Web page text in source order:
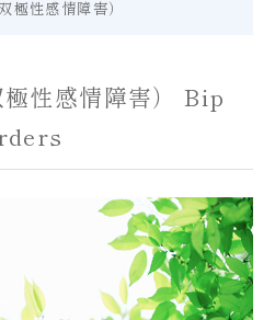
極性感情障害）
極性感情障害） Bip